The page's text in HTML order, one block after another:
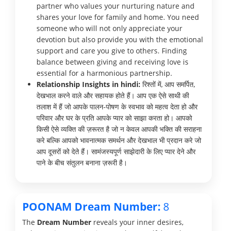
partner who values your nurturing nature and
shares your love for family and home. You need
someone who will not only appreciate your
devotion but also provide you with the emotional
support and care you give to others. Finding
balance between giving and receiving love is
essential for a harmonious partnership.
Relationship Insights in hindi: रिश्तों में, आप समर्पित,
देखभाल करने वाले और सहायक होते हैं। आप एक ऐसे साथी की
तलाश में हैं जो आपके पालन-पोषण के स्वभाव को महत्व देता हो और
परिवार और घर के प्रति आपके प्यार को साझा करता हो। आपको
किसी ऐसे व्यक्ति की ज़रूरत है जो न केवल आपकी भक्ति की सराहना
करे बल्कि आपको भावनात्मक समर्थन और देखभाल भी प्रदान करे जो
आप दूसरों को देते हैं। सामंजस्यपूर्ण साझेदारी के लिए प्यार देने और
पाने के बीच संतुलन बनाना ज़रूरी है।
POONAM Dream Number: 8
The Dream Number reveals your inner desires,